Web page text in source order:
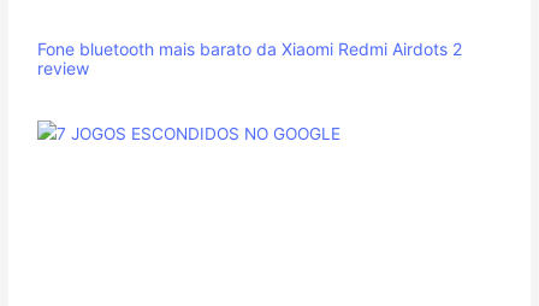
Fone bluetooth mais barato da Xiaomi Redmi Airdots 2
review